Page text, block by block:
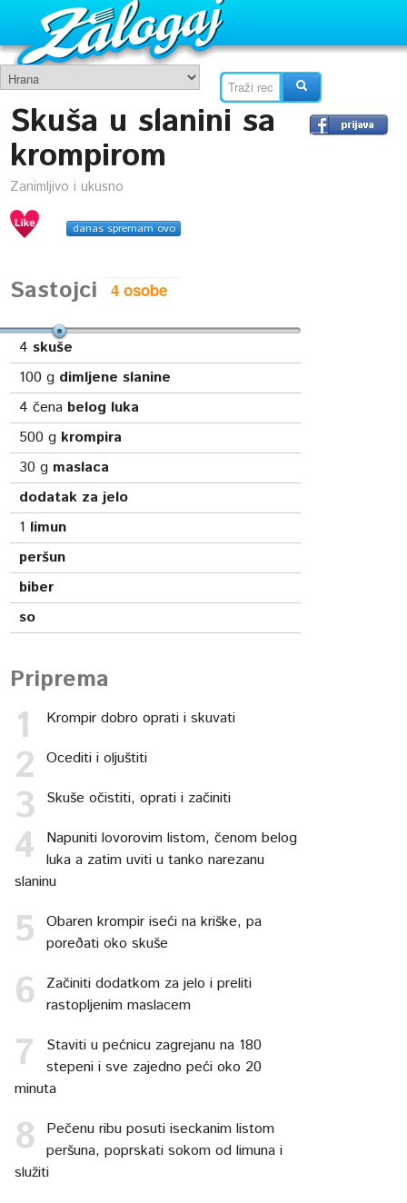
Skuša u slanini sa
krompirom
Zanimljivo i ukusno
danas spremam ovo
Sastojci
4 skuše
100 g dimljene slanine
4 čena belog luka
500 g krompira
30 g maslaca
dodatak za jelo
1 limun
peršun
biber
so
Priprema
Krompir dobro oprati i skuvati
Ocediti i oljuštiti
Skuše očistiti, oprati i začiniti
Napuniti lovorovim listom, čenom belog
luka a zatim uviti u tanko narezanu
slaninu
Obaren krompir iseći na kriške, pa
poreðati oko skuše
Začiniti dodatkom za jelo i preliti
rastopljenim maslacem
Staviti u pećnicu zagrejanu na 180
stepeni i sve zajedno peći oko 20
minuta
Pečenu ribu posuti iseckanim listom
peršuna, poprskati sokom od limuna i
služiti